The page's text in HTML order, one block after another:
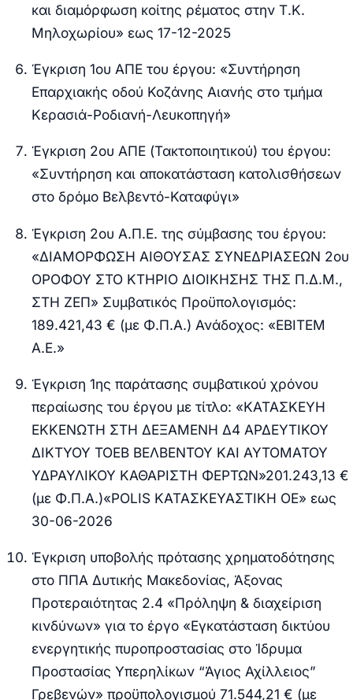
και διαμόρφωση κοίτης ρέματος στην Τ.Κ.
Μηλοχωρίου» εως 17-12-2025
Έγκριση 1ου ΑΠΕ του έργου: «Συντήρηση
Επαρχιακής οδού Κοζάνης Αιανής στο τμήμα
Κερασιά-Ροδιανή-Λευκοπηγή»
Έγκριση 2ου ΑΠΕ (Τακτοποιητικού) του έργου:
«Συντήρηση και αποκατάσταση κατολισθήσεων
στο δρόμο Βελβεντό-Καταφύγι»
Έγκριση 2ου Α.Π.Ε. της σύμβασης του έργου:
«ΔΙΑΜΟΡΦΩΣΗ ΑΙΘΟΥΣΑΣ ΣΥΝΕΔΡΙΑΣΕΩΝ 2ου
ΟΡΟΦΟΥ ΣΤΟ ΚΤΗΡΙΟ ΔΙΟΙΚΗΣΗΣ ΤΗΣ Π.Δ.Μ.,
ΣΤΗ ΖΕΠ» Συμβατικός Προϋπολογισμός:
189.421,43 € (με Φ.Π.Α.) Ανάδοχος: «ΕΒΙΤΕΜ
Α.Ε.»
Έγκριση 1ης παράτασης συμβατικού χρόνου
περαίωσης του έργου με τίτλο: «KATAΣKEYH
EKKENΩTH ΣTH ΔEΞAMENH Δ4 AΡΔEYTIKOY
ΔIKTYOY TOEB BEΛBENTOY KAI AYTOMATOY
ΥΔΡΑΥΛΙΚΟΥ ΚΑΘΑΡΙΣΤΗ ΦΕΡΤΩΝ»201.243,13 €
(με Φ.Π.Α.)«POLIS ΚΑΤΑΣΚΕΥΑΣΤΙΚΗ ΟΕ» εως
30-06-2026
Έγκριση υποβολής πρότασης χρηματοδότησης
στο ΠΠΑ Δυτικής Μακεδονίας, Άξονας
Προτεραιότητας 2.4 «Πρόληψη & διαχείριση
κινδύνων» για το έργο «Εγκατάσταση δικτύου
ενεργητικής πυροπροστασίας στο Ίδρυμα
Προστασίας Υπερηλίκων “Άγιος Αχίλλειος”
Γρεβενών» προϋπολογισμού 71.544,21 € (με